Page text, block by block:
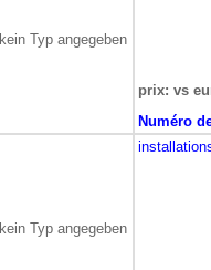
kein Typ angegeben
prix: vs
Numéro
kein Typ angegeben